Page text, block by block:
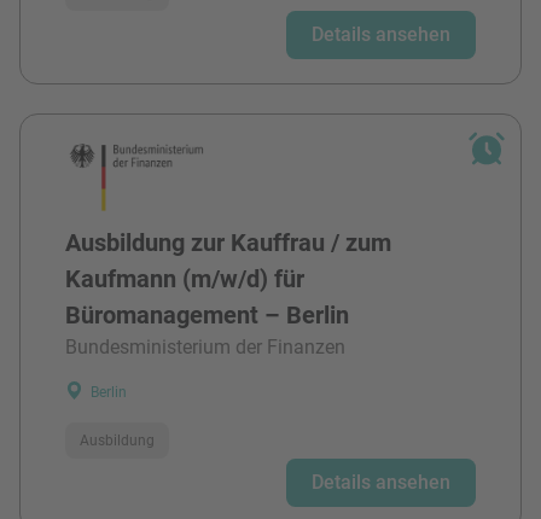
Details ansehen
Ausbildung zur Kauffrau / zum
Kaufmann (m/w/d) für
Büromanagement – Berlin
Bundesministerium der Finanzen
Berlin
Ausbildung
Details ansehen